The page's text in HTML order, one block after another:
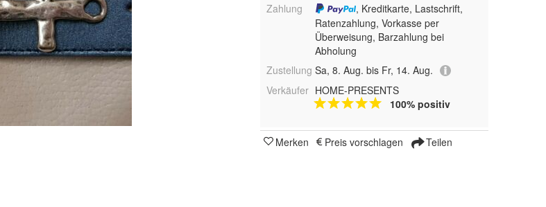
Zahlung
, Kreditkarte, Lastschrift,
Ratenzahlung, Vorkasse per
Überweisung, Barzahlung bei
Abholung
Zustellung Sa, 8. Aug. bis Fr, 14. Aug.
Verkäufer HOME-PRESENTS
100% positiv
Merken Preis vorschlagen Teilen